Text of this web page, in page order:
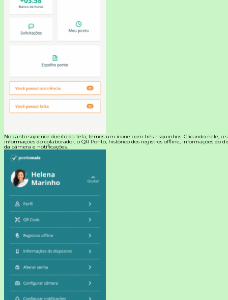
No canto superior direito da tela, temos um ícone com três risquinhos. Clicando nele, o
informações do colaborador, o QR Ponto, histórico dos registros offline, informações do
da câmera e notificações.